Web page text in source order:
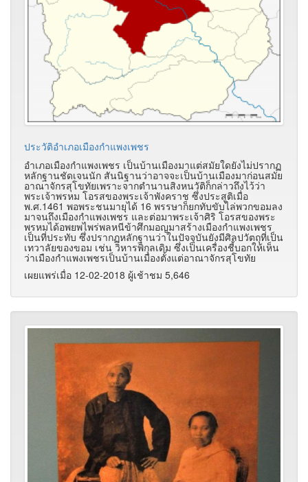
ประวัติอำเภอเมืองกำแพงเพชร
อำเภอเมืองกำแพงเพชร เป็นบ้านเมืองมาแต่สมัยใดยังไม่ปรากฏ
หลักฐานชัดเจนนัก สันนิฐานว่าอาจจะเป็นบ้านเมืองมาก่อนสมัย
อาณาจักรสุโขทัยเพราะจากตำนานสิงหนวัติก็กล่าวถึงไว้ว่า
พระเจ้าพรหม โอรสของพระเจ้าพังคราช ซึ่งประสูติเมื่อ
พ.ศ.1461 พอพระชนมายุได้ 16 พรรษาก็ยกทับขับไล่พวกขอมลง
มาจนถึงเมืองกำแพงเพชร และต่อมาพระเจ้าศิริ โอรสของพระ
พรหมได้อพยพไพร่พลหนีข้าศึกมอญมาสร้างเมืองกำแพงเพชร
เป็นที่ประทับ ซึ่งปรากฏหลักฐานว่าในปัจจุบันยังมีศิลปวัตถุที่เป็น
เทวาลัยของขอม เช่น วิหารพิกุลเดิม ซึ่งเป็นเครื่องชี้บอกให้เห็น
ว่าเมืองกำแพงเพชรเป็นบ้านเมืองตั้งแต่อาณาจักรสุโขทัย
เผยแพร่เมื่อ 12-02-2018 ผู้เช้าชม 5,646